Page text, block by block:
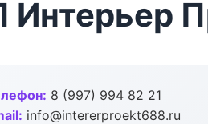
Интерьер
8 (997) 994 82 21
info@intererproekt688.ru